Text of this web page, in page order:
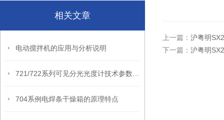
相关文章
电动搅拌机的应用与分析说明
704系例电焊条干燥箱的原理特点
上一篇： 沪粤明
下一篇： 沪粤明